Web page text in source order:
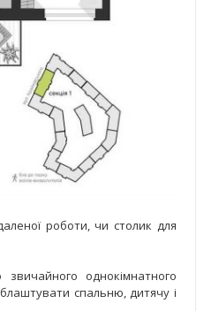
роботи, чи столик для
однокімнатного
спальню, дитячу і